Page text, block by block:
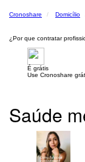
Cronoshare Domicílio
¿Por que contratar
É grátis
Use Cronoshare
Saúde